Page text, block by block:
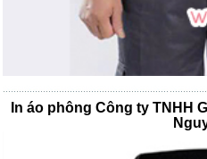
In áo phông Công ty TNHH